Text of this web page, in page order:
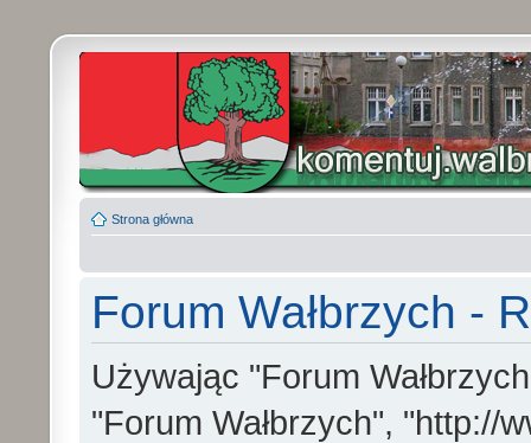
Strona główna
Forum Wałbrzych -
Używając "Forum
"Forum Wałbrzych", "http://